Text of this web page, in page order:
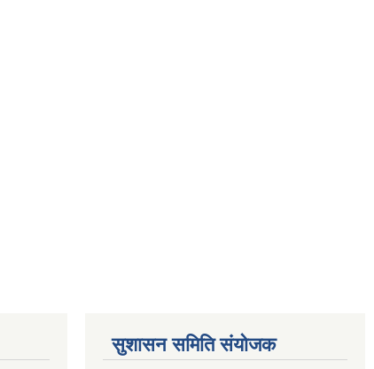
सुशासन समिति संयोजक